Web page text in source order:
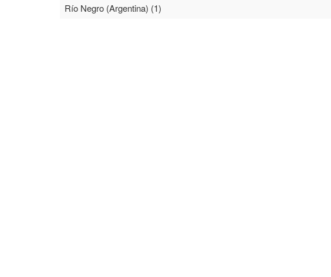
Río Negro (Argentina) (1)